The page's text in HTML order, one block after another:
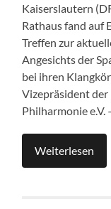
Kaiserslautern
Rathaus fand auf
Treffen zur
Angesichts der
bei ihren
Vizepräsident der
Philharmonie e.V.
Weiterlesen